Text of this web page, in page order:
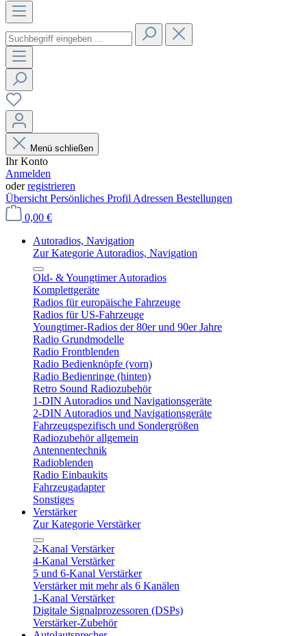
Menü schließen
Ihr Konto
Anmelden
oderregistrieren
Übersicht Persönliches Profil Adressen Bestellungen
0,00 €
Autoradios, Navigation
Zur Kategorie Autoradios, Navigation
Old- & Youngtimer Autoradios
Komplettgeräte
Radios für europäische Fahrzeuge
Radios für US-Fahrzeuge
Youngtimer-Radios der 80er und 90er Jahre
Radio Grundmodelle
Radio Frontblenden
Radio Bedienknöpfe (vorn)
Radio Bedienringe (hinten)
Retro Sound Radiozubehör
1-DIN Autoradios und Navigationsgeräte
2-DIN Autoradios und Navigationsgeräte
Fahrzeugspezifisch und Sondergrößen
Radiozubehör allgemein
Antennentechnik
Radioblenden
Radio Einbaukits
Fahrzeugadapter
Sonstiges
Verstärker
Zur Kategorie Verstärker
2-Kanal Verstärker
4-Kanal Verstärker
5 und 6-Kanal Verstärker
Verstärker mit mehr als 6 Kanälen
1-Kanal Verstärker
Digitale Signalprozessoren (DSPs)
Verstärker-Zubehör